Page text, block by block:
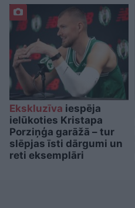
Ekskluzīva iespēja
ielūkoties Kristapa
Porziņģa garāžā – tur
slēpjas īsti dārgumi un
reti eksemplāri